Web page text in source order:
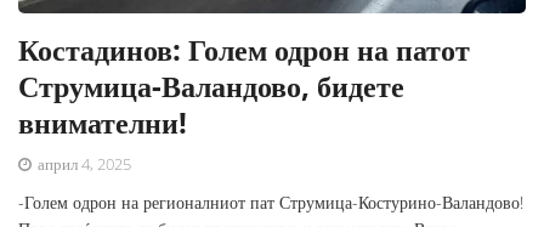
Костадинов: Голем одрон на патот
Струмица-Валандово, бидете
внимателни!
април 4, 2025
-Голем одрон на регионалниот пат Струмица-Костурино-Валандово!